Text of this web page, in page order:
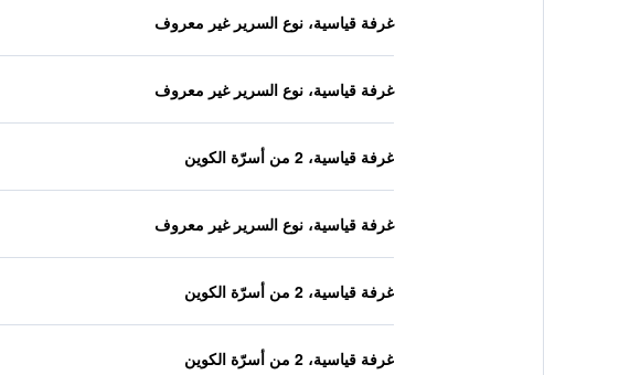
غرفة قياسية، نوع السرير غير معروف
غرفة قياسية، نوع السرير غير معروف
غرفة قياسية، 2 من أسرّة الكوين
غرفة قياسية، نوع السرير غير معروف
غرفة قياسية، 2 من أسرّة الكوين
غرفة قياسية، 2 من أسرّة الكوين